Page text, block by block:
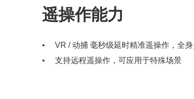
遥操作能力
VR / 动捕 毫秒级延时精准遥操作，全
支持远程遥操作，可应用于特殊场景